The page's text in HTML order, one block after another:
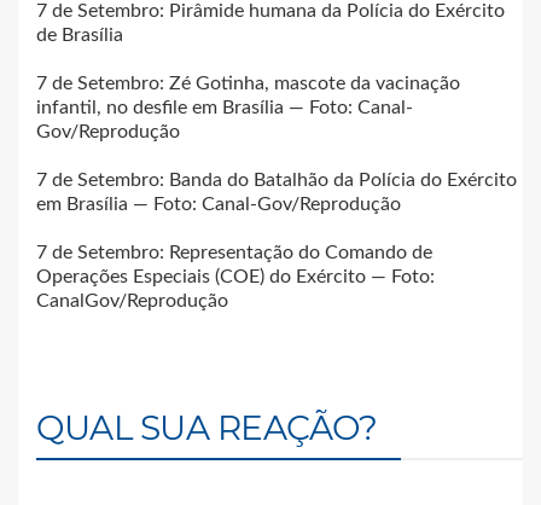
7 de Setembro: Pirâmide humana da Polícia do Exército
de Brasília
7 de Setembro: Zé Gotinha, mascote da vacinação
infantil, no desfile em Brasília — Foto: Canal-
Gov/Reprodução
7 de Setembro: Banda do Batalhão da Polícia do Exército
em Brasília — Foto: Canal-Gov/Reprodução
7 de Setembro: Representação do Comando de
Operações Especiais (COE) do Exército — Foto:
CanalGov/Reprodução
QUAL SUA REAÇÃO?